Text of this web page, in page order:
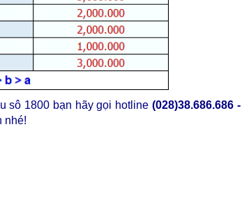
sô 1800 bạn hãy gọi hotline (028)38.686.686 -
nhé!